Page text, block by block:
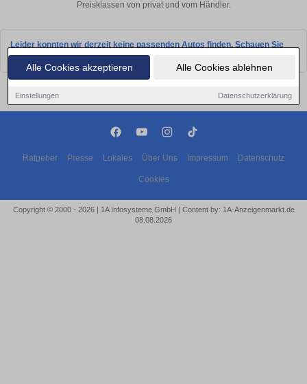
Alle Cookies akzeptieren Alle Cookies ablehnen
Einstellungen Datenschutzerklärung
Preisklassen von privat und vom Händler.
Leider konnten wir derzeit keine passenden Autos finden. Schauen Sie
bald wieder vorbei!
Ratgeber Presse Lokales Über Uns Impressum Datenschutz
Cookies
Copyright © 2000 - 2026 | 1A Infosysteme GmbH | Content by: 1A-Anzeigenmarkt.de
08.08.2026